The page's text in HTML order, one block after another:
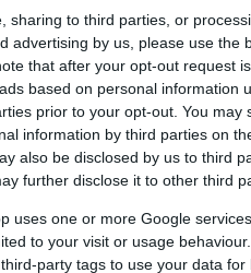
sharing to third parties, or
advertising by us, please use the
that after your opt-out request
based on personal information
prior to your opt-out. You may
information by third parties on
also be disclosed by us to third
further disclose it to other third
uses one or more Google
to your visit or usage
party tags to use your data